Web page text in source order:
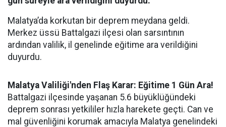
Malatya’da korkutan bir deprem meydana geldi.
Merkez üssü Battalgazi ilçesi olan sarsıntının
ardından valilik, il genelinde eğitime ara verildiğini
duyurdu.
Malatya Valiliği'nden Flaş Karar: Eğitime 1 Gün Ara!
Battalgazi ilçesinde yaşanan 5.6 büyüklüğündeki
deprem sonrası yetkililer hızla harekete geçti. Can ve
mal güvenliğini korumak amacıyla Malatya genelindeki